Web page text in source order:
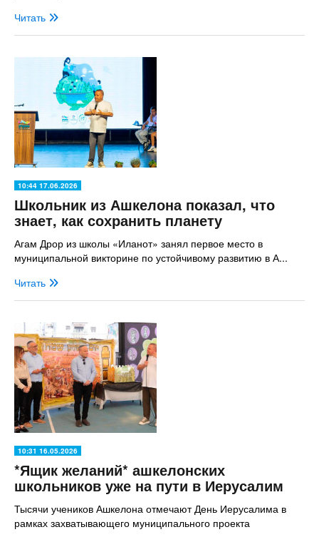
Читать
10:44 17.06.2026
Школьник из Ашкелона показал, что
знает, как сохранить планету
Агам Дрор из школы «Иланот» занял первое место в
муниципальной викторине по устойчивому развитию в А...
Читать
10:31 16.05.2026
*Ящик желаний* ашкелонских
школьников уже на пути в Иерусалим
Тысячи учеников Ашкелона отмечают День Иерусалима в
рамках захватывающего муниципального проекта